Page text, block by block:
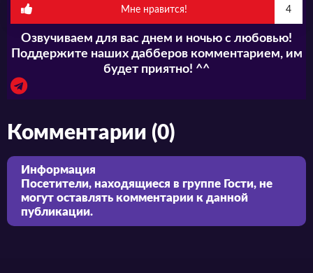
Мне нравится! 4
Озвучиваем для вас днем и ночью с любовью!
Поддержите наших дабберов комментарием, им
будет приятно! ^^
Комментарии (0)
Информация
Посетители, находящиеся в группе Гости, не
могут оставлять комментарии к данной
публикации.